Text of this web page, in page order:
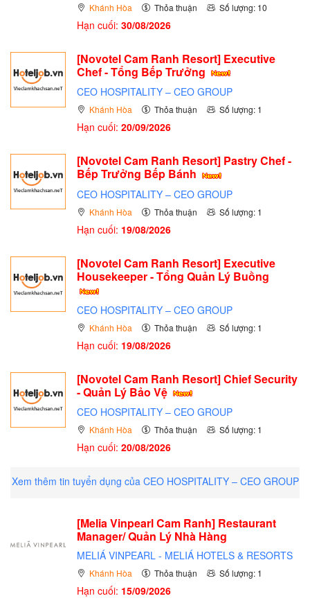
Khánh Hòa Thỏa thuận Số lượng: 10
Hạn cuối: 30/08/2026
[Novotel Cam Ranh Resort] Executive
Chef - Tổng Bếp Trưởng
CEO HOSPITALITY – CEO GROUP
Khánh Hòa Thỏa thuận Số lượng: 1
Hạn cuối: 20/09/2026
[Novotel Cam Ranh Resort] Pastry Chef -
Bếp Trưởng Bếp Bánh
CEO HOSPITALITY – CEO GROUP
Khánh Hòa Thỏa thuận Số lượng: 1
Hạn cuối: 19/08/2026
[Novotel Cam Ranh Resort] Executive
Housekeeper - Tổng Quản Lý Buồng
CEO HOSPITALITY – CEO GROUP
Khánh Hòa Thỏa thuận Số lượng: 1
Hạn cuối: 19/08/2026
[Novotel Cam Ranh Resort] Chief Security
- Quản Lý Bảo Vệ
CEO HOSPITALITY – CEO GROUP
Khánh Hòa Thỏa thuận Số lượng: 1
Hạn cuối: 20/08/2026
Xem thêm tin tuyển dụng của CEO HOSPITALITY – CEO GROUP
[Melia Vinpearl Cam Ranh] Restaurant
Manager/ Quản Lý Nhà Hàng
MELIÁ VINPEARL - MELIÁ HOTELS & RESORTS
Khánh Hòa Thỏa thuận Số lượng: 1
Hạn cuối: 15/09/2026